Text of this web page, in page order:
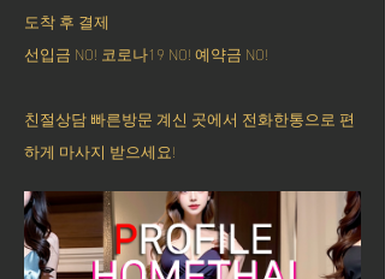
도착 후 결제
선입금 NO! 코로나19 NO! 예약금 NO!
친절상담 빠른방문 계신 곳에서 전화한통으로 편
하게 마사지 받으세요!